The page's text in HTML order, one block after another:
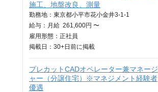
施工、地盤改良、測量
勤務地：東京都小平市花小金井3-1-1
給与： 月給 261,600円 〜
雇用形態：正社員
掲載日： 30+日 前に掲載
プレカットCADオペレーター兼マネージ
ャー（分譲住宅）※マネジメント経験者
優遇